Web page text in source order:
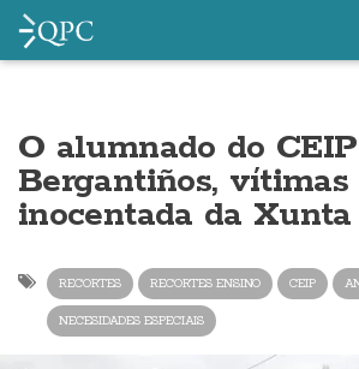
O alumnado do CEIP
Bergantiños, vítimas
inocentada da Xunta
RECORTES RECORTES ENSINO CEIP
NECESIDADES ESPECIAIS